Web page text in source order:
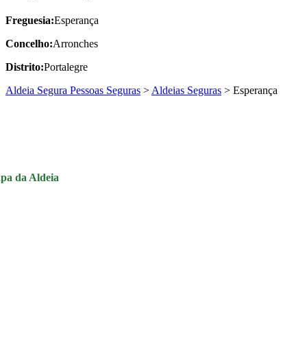
Freguesia:Esperança
Concelho:Arronches
Distrito:Portalegre
Aldeia Segura Pessoas Seguras > Aldeias Seguras > Esperança
da Aldeia